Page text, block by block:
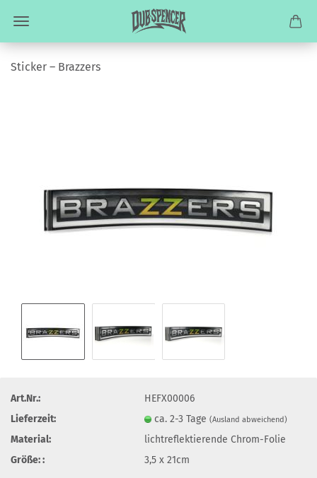
Sticker – Brazzers
Art.Nr.:
HEFX00006
Lieferzeit:
ca. 2-3 Tage(Ausland abweichend)
Material:
lichtreflektierende Chrom-Folie
Größe: :
3,5 x 21cm